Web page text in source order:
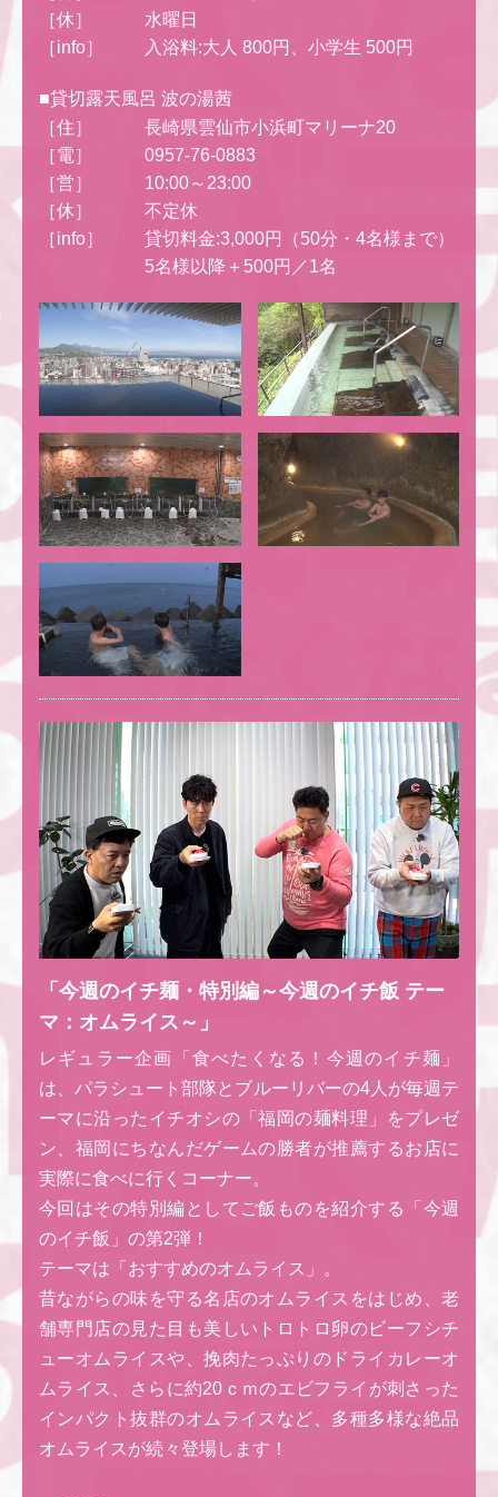
［休］
水曜日
［info］
入浴料:大人 800円、小学生 500円
■貸切露天風呂 波の湯茜
［住］
長崎県雲仙市小浜町マリーナ20
［電］
0957-76-0883
［営］
10:00～23:00
［休］
不定休
［info］
貸切料金:3,000円（50分・4名様まで）
5名様以降＋500円／1名
「今週のイチ麺・特別編～今週のイチ飯 テー
マ：オムライス～」
レギュラー企画「食べたくなる！今週のイチ麺」
は、パラシュート部隊とブルーリバーの4人が毎週テ
ーマに沿ったイチオシの「福岡の麺料理」をプレゼ
ン、福岡にちなんだゲームの勝者が推薦するお店に
実際に食べに行くコーナー。
今回はその特別編としてご飯ものを紹介する「今週
のイチ飯」の第2弾！
テーマは「おすすめのオムライス」。
昔ながらの味を守る名店のオムライスをはじめ、老
舗専門店の見た目も美しいトロトロ卵のビーフシチ
ューオムライスや、挽肉たっぷりのドライカレーオ
ムライス、さらに約20ｃｍのエビフライが刺さった
インパクト抜群のオムライスなど、多種多様な絶品
オムライスが続々登場します！